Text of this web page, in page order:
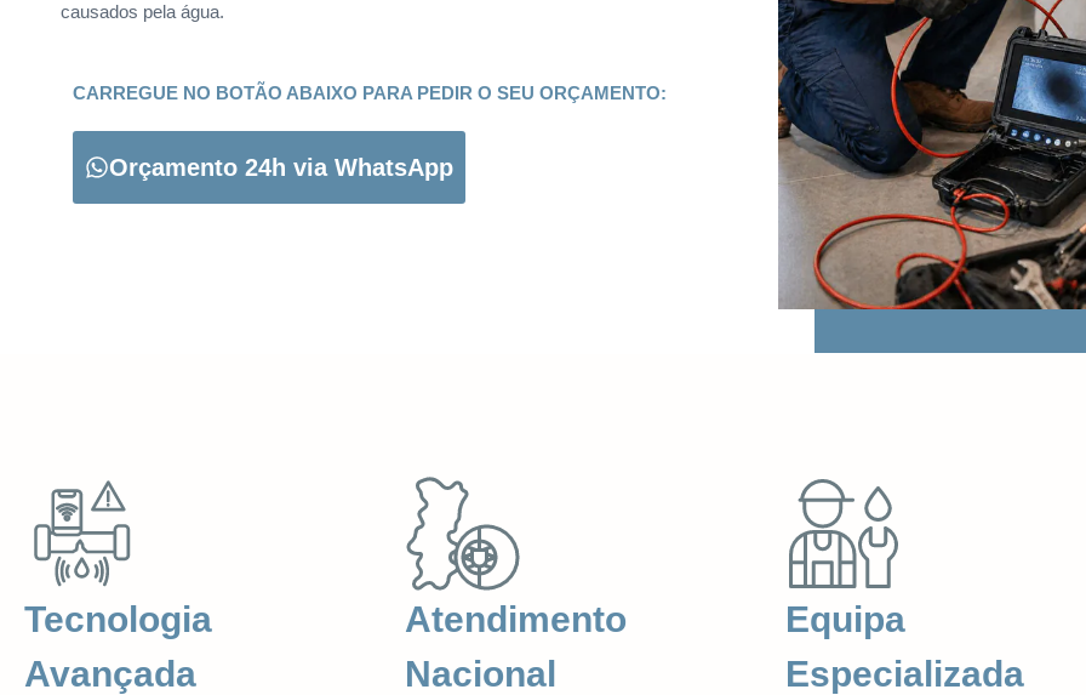
causados pela água.
CARREGUE NO BOTÃO ABAIXO PARA PEDIR O SEU ORÇAMENTO:
Orçamento 24h via WhatsApp
Tecnologia
Avançada
Atendimento
Nacional
Equipa
Especializada